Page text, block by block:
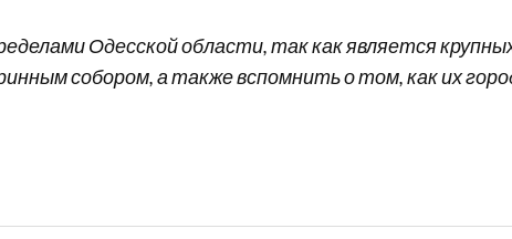
Одесской области, так как является
собором, а также вспомнить о том, как их